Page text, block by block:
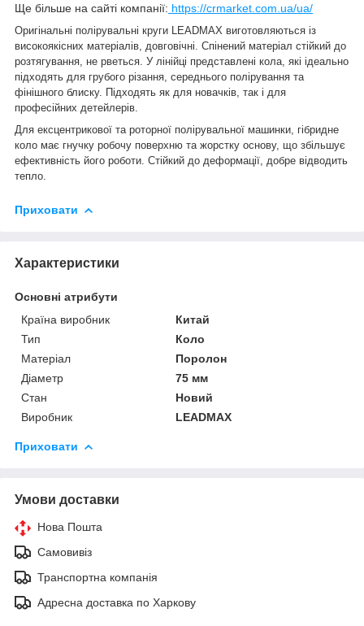
Ще більше на сайті компанії: https://crmarket.com.ua/ua/
Оригінальні полірувальні круги LEADMAX виготовляються із
високоякісних матеріалів, довговічні. Спінений матеріал стійкий до
розтягування, не рветься. У лінійці представлені кола, які ідеально
підходять для грубого різання, середнього полірування та
фінішного блиску. Підходять як для новачків, так і для
професійних детейлерів.
Для ексцентрикової та роторної полірувальної машинки, гібридне
коло має гнучку робочу поверхню та жорстку основу, що збільшує
ефективність його роботи. Стійкий до деформації, добре відводить
тепло.
Приховати
Характеристики
Основні атрибути
Країна виробник
Китай
Тип
Коло
Матеріал
Поролон
Діаметр
75 мм
Стан
Новий
Виробник
LEADMAX
Приховати
Умови доставки
Нова Пошта
Самовивіз
Транспортна компанія
Адресна доставка по Харкову